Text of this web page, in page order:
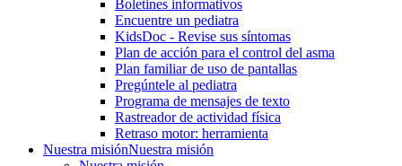
Boletines informativos
Encuentre un pediatra
KidsDoc - Revise sus síntomas
Plan de acción para el control del asma
Plan familiar de uso de pantallas
Pregúntele al pediatra
Programa de mensajes de texto
Rastre​​ador de activida​d física
Retraso motor: herramienta
Nuestra misiónNuestra misión